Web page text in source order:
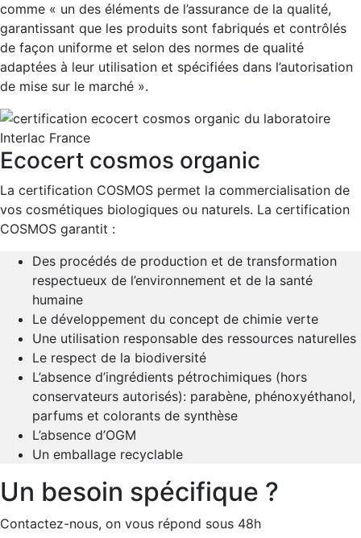
comme « un des éléments de l’assurance de la qualité,
garantissant que les produits sont fabriqués et contrôlés
de façon uniforme et selon des normes de qualité
adaptées à leur utilisation et spécifiées dans l’autorisation
de mise sur le marché ».
Ecocert cosmos organic
La certification COSMOS permet la commercialisation de
vos cosmétiques biologiques ou naturels. La certification
COSMOS garantit :
Des procédés de production et de transformation
respectueux de l’environnement et de la santé
humaine
Le développement du concept de chimie verte
Une utilisation responsable des ressources naturelles
Le respect de la biodiversité
L’absence d’ingrédients pétrochimiques (hors
conservateurs autorisés): parabène, phénoxyéthanol,
parfums et colorants de synthèse
L’absence d’OGM
Un emballage recyclable
Un besoin spécifique ?
Contactez-nous, on vous répond sous 48h